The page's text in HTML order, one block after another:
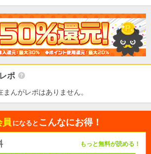
ポ
まんがレポはありません。
員 になると こんなにお得！
もっと無料が読める！